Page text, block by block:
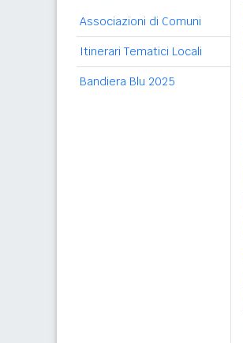
Associazioni di Comuni
Itinerari Tematici Locali
Bandiera Blu 2025